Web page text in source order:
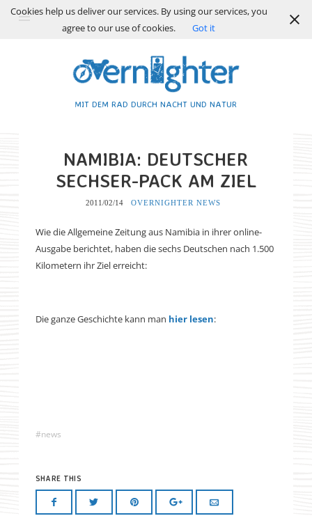
MIT DEM RAD DURCH NACHT UND NATUR
NAMIBIA: DEUTSCHER
SECHSER-PACK AM ZIEL
2011/02/14 OVERNIGHTER NEWS
Wie die Allgemeine Zeitung aus Namibia in ihrer online-
Ausgabe berichtet, haben die sechs Deutschen nach 1.500
Kilometern ihr Ziel erreicht:
Die ganze Geschichte kann man hier lesen:
news
SHARE THIS
Cookies help us deliver our services. By using our services, you
agree to our use of cookies.
Got it